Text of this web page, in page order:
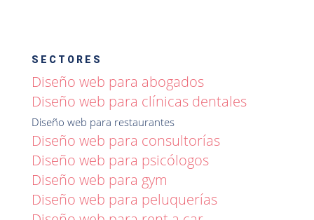
SECTORES
Diseño web para abogados
Diseño web para clínicas dentales
Diseño web para restaurantes
Diseño web para consultorías
Diseño web para psicólogos
Diseño web para gym
Diseño web para peluquerías